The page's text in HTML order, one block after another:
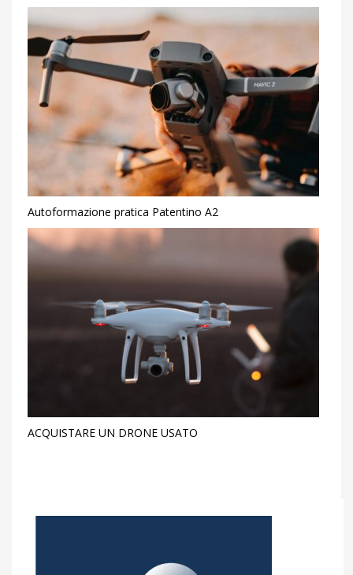
Autoformazione pratica Patentino A2
ACQUISTARE UN DRONE USATO